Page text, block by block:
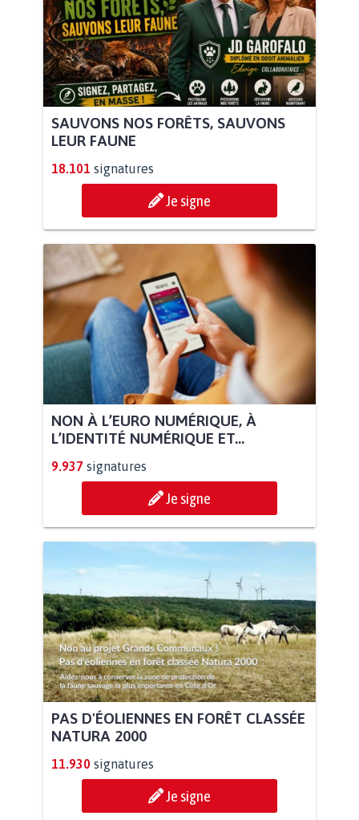
SAUVONS NOS FORÊTS, SAUVONS
LEUR FAUNE
18.101 signatures
Je signe
NON À L’EURO NUMÉRIQUE, À
L’IDENTITÉ NUMÉRIQUE ET...
9.937 signatures
Je signe
PAS D'ÉOLIENNES EN FORÊT CLASSÉE
NATURA 2000
11.930 signatures
Je signe